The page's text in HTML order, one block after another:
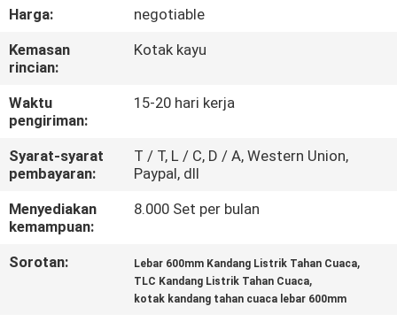
KONTROL
KUALITAS
HUBUNGI
KAMI
PERMINTAAN
PENAWARAN
Harga:
negotiable
Kemasan
rincian:
Kotak kayu
Waktu
pengiriman:
15-20 hari kerja
Syarat-syarat
pembayaran:
T / T, L / C, D / A, Western Union,
Paypal, dll
Menyediakan
kemampuan:
8.000 Set per bulan
Sorotan: Lebar 600mm Kandang Listrik Tahan Cuaca,
TLC Kandang Listrik Tahan Cuaca,
kotak kandang tahan cuaca lebar 600mm